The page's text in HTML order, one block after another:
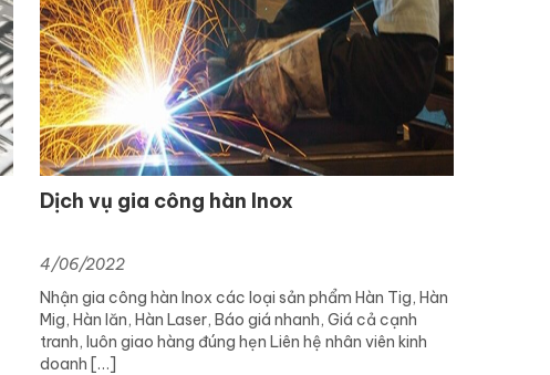
Dịch vụ gia công hàn Inox
4/06/2022
Nhận gia công hàn Inox các loại sản phẩm Hàn Tig, Hàn
Mig, Hàn lăn, Hàn Laser, Báo giá nhanh, Giá cả cạnh
tranh, luôn giao hàng đúng hẹn Liên hệ nhân viên kinh
doanh […]